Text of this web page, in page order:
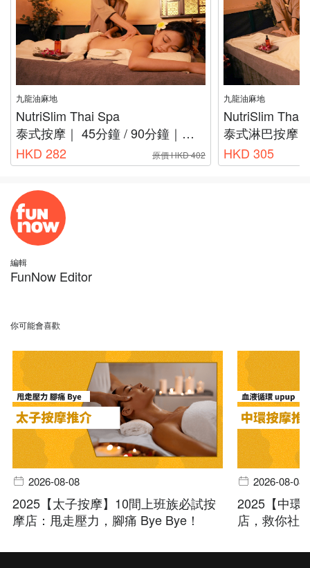
九龍油麻地
NutriSlim Thai Spa
泰式按摩｜ 45分鐘 / 90分鐘｜油麻地按摩
原價 HKD 402
HKD 282
九龍油麻地
NutriSlim Thai
泰式淋巴按摩 ｜ 45分
HKD 305
編輯
FunNow Editor
你可能會喜歡
2026-08-08
2025【太子按摩】10間上班族必試按
摩店：甩走壓力，腳痛 Bye Bye！
2026-08-08
2025【中環
店，救你社